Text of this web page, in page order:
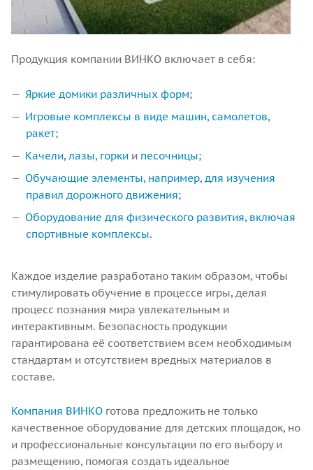
Продукция компании ВИНКО включает в себя:
Яркие домики различных форм;
Игровые комплексы в виде машин, самолетов,
ракет;
Качели, лазы, горки и песочницы;
Обучающие элементы, например, для изучения
правил дорожного движения;
Оборудование для физического развития, включая
спортивные комплексы.
Каждое изделие разработано таким образом, чтобы
стимулировать обучение в процессе игры, делая
процесс познания мира увлекательным и
интерактивным. Безопасность продукции
гарантирована её соответствием всем необходимым
стандартам и отсутствием вредных материалов в
составе.
Компания ВИНКО готова предложить не только
качественное оборудование для детских площадок, но
и профессиональные консультации по его выбору и
размещению, помогая создать идеальное